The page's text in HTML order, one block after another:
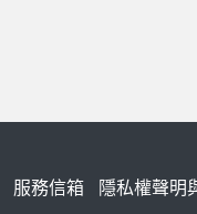
服務信箱 隱私權聲明